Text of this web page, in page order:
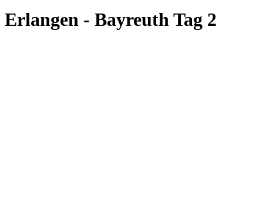
Erlangen - Bayreuth Tag 2